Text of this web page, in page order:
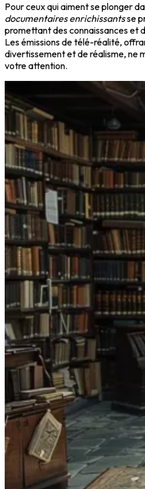
Pour ceux qui aiment se plonger
documentaires enrichissantsse
promettant des connaissances et
Les émissions de télé-réalité,
divertissement et de réalisme, ne
votre attention.